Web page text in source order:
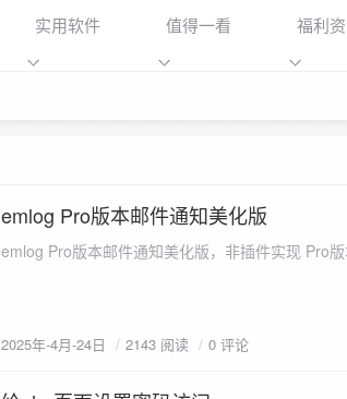
实用软件 值得一看 福利
2025-4-24
emlog Pro版本邮件通知美化版
emlog Pro版本邮件通知美化版，非插件实现 Pro
2025年-4月-24日 2143 阅读 0 评论